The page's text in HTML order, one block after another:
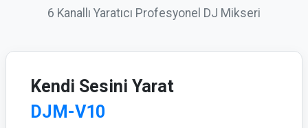
6 Kanallı Yaratıcı Profesyonel DJ Mikseri
Kendi Sesini Yarat
DJM-V10